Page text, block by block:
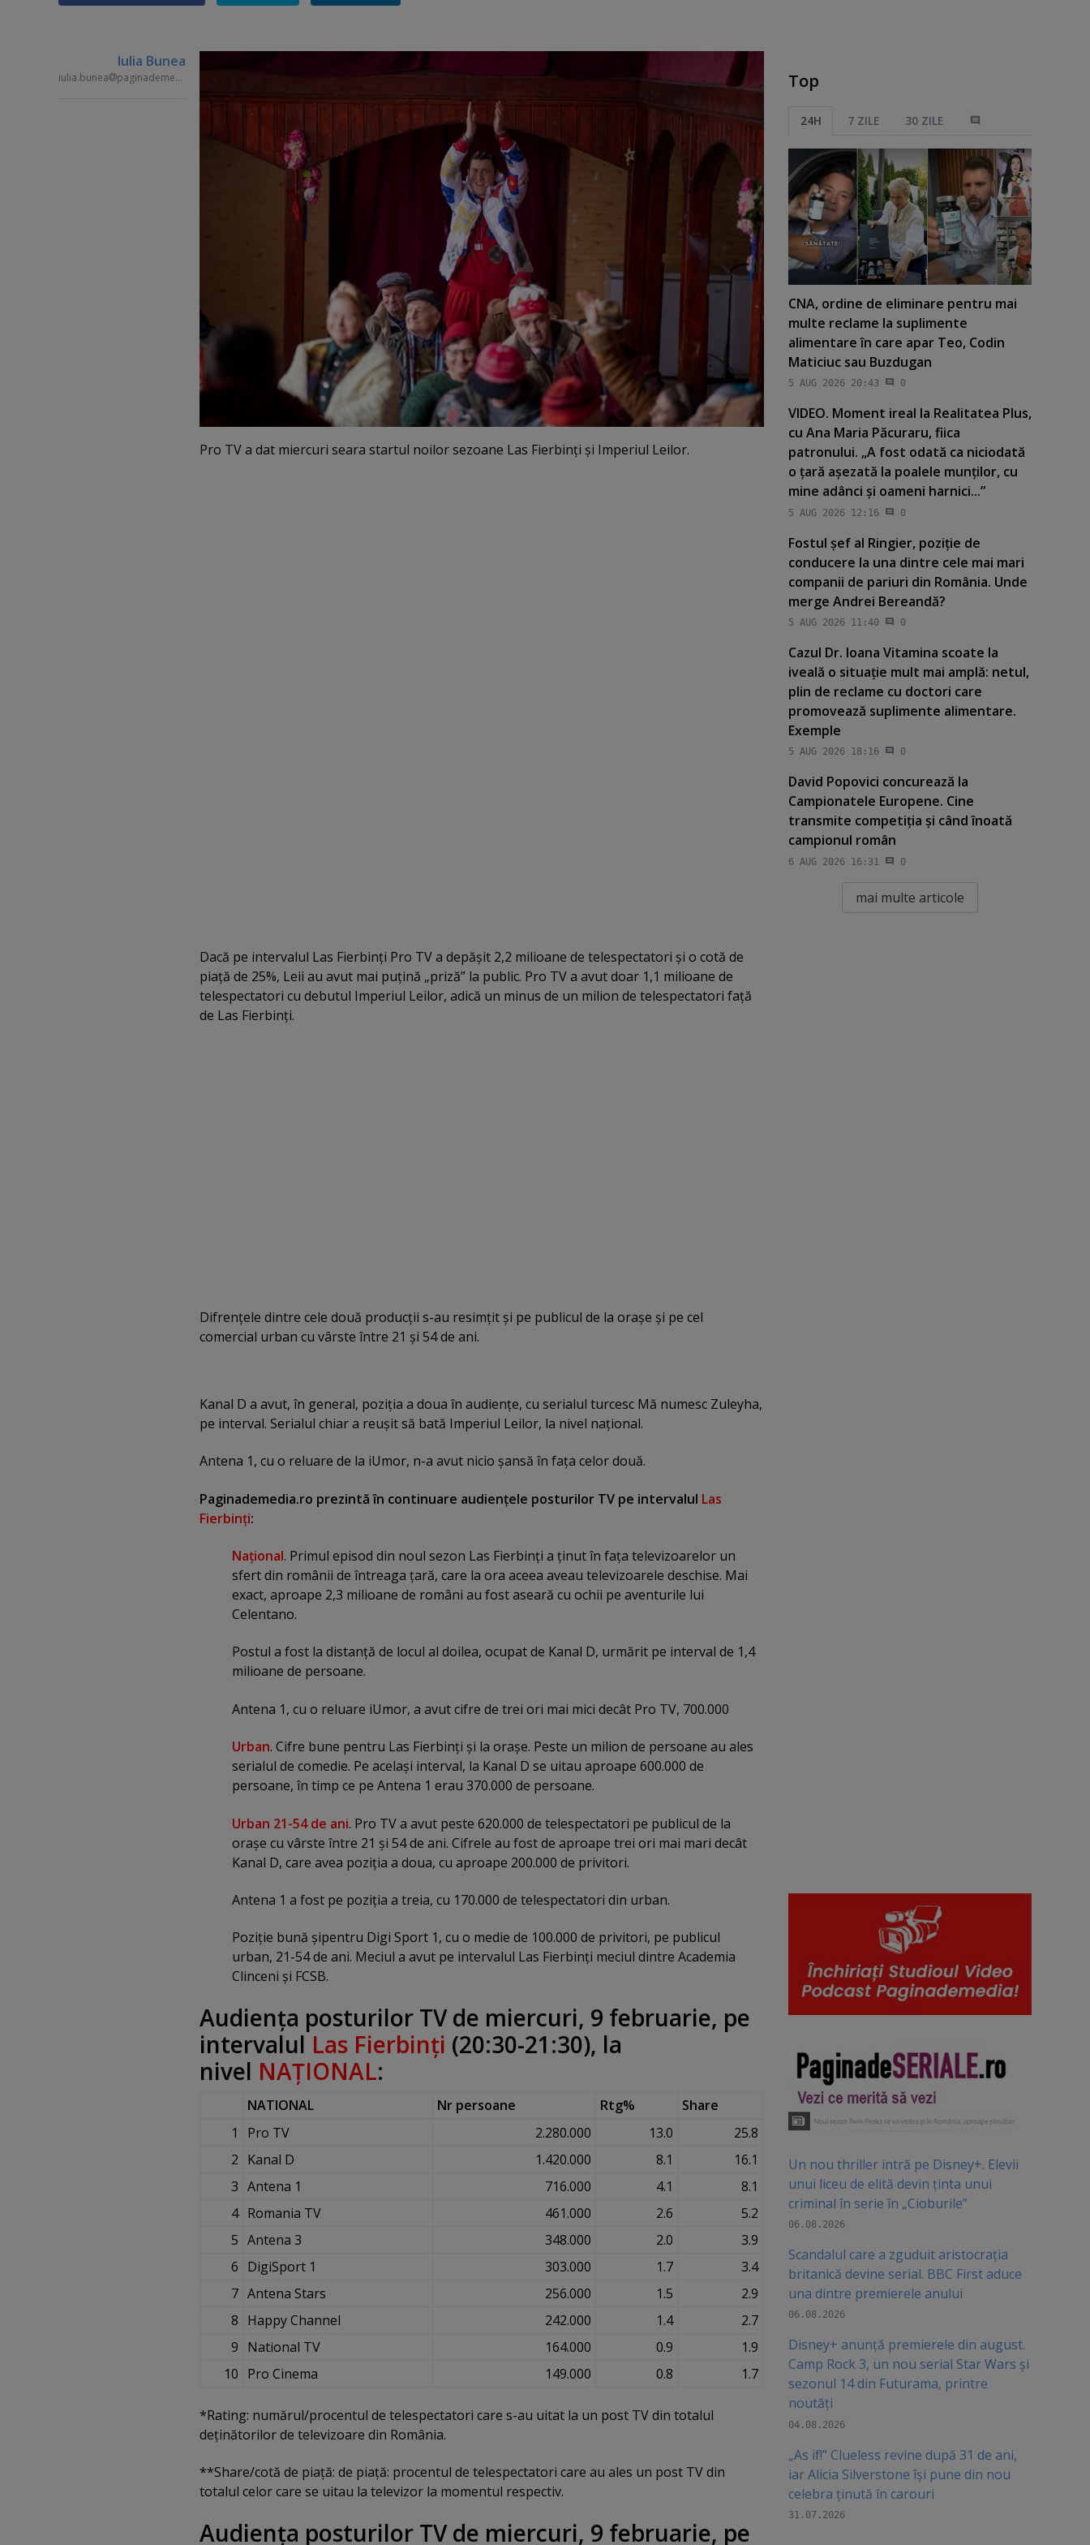
Iulia Bunea
iulia.bunea paginademedia.ro
Pro TV a dat miercuri seara startul noilor sezoane Las Fierbinţi şi Imperiul Leilor.
Dacă pe intervalul Las Fierbinţi Pro TV a depăşit 2,2 milioane de telespectatori şi o cotă de
piaţă de 25%, Leii au avut mai puţină „priză” la public. Pro TV a avut doar 1,1 milioane de
telespectatori cu debutul Imperiul Leilor, adică un minus de un milion de telespectatori faţă
de Las Fierbinţi.
Difrenţele dintre cele două producţii s-au resimţit şi pe publicul de la oraşe şi pe cel
comercial urban cu vârste între 21 şi 54 de ani.
Kanal D a avut, în general, poziţia a doua în audienţe, cu serialul turcesc Mă numesc Zuleyha,
pe interval. Serialul chiar a reuşit să bată Imperiul Leilor, la nivel naţional.
Antena 1, cu o reluare de la iUmor, n-a avut nicio şansă în faţa celor două.
Paginademedia.ro prezintă în continuare audienţele posturilor TV pe intervalul Las
Fierbinţi:
Naţional. Primul episod din noul sezon Las Fierbinţi a ţinut în faţa televizoarelor un
sfert din românii de întreaga ţară, care la ora aceea aveau televizoarele deschise. Mai
exact, aproape 2,3 milioane de români au fost aseară cu ochii pe aventurile lui
Celentano.
Postul a fost la distanţă de locul al doilea, ocupat de Kanal D, urmărit pe interval de 1,4
milioane de persoane.
Antena 1, cu o reluare iUmor, a avut cifre de trei ori mai mici decât Pro TV, 700.000
Urban. Cifre bune pentru Las Fierbinţi şi la oraşe. Peste un milion de persoane au ales
serialul de comedie. Pe acelaşi interval, la Kanal D se uitau aproape 600.000 de
persoane, în timp ce pe Antena 1 erau 370.000 de persoane.
Urban 21-54 de ani. Pro TV a avut peste 620.000 de telespectatori pe publicul de la
oraşe cu vârste între 21 şi 54 de ani. Cifrele au fost de aproape trei ori mai mari decât
Kanal D, care avea poziţia a doua, cu aproape 200.000 de privitori.
Antena 1 a fost pe poziţia a treia, cu 170.000 de telespectatori din urban.
Poziţie bună şipentru Digi Sport 1, cu o medie de 100.000 de privitori, pe publicul
urban, 21-54 de ani. Meciul a avut pe intervalul Las Fierbinţi meciul dintre Academia
Clinceni şi FCSB.
Audienţa posturilor TV de miercuri, 9 februarie, pe
intervalul Las Fierbinţi (20:30-21:30), la
nivel NAŢIONAL:
NATIONAL Nr persoane Rtg%
Share
1
Pro TV 2.280.000 13.0
25.8
2 Kanal D 1.420.000 8.1
16.1
3 Antena 1 716.000 4.1
8.1
4 Romania TV 461.000 2.6
5.2
5 Antena 3 348.000 2.0
3.9
6 DigiSport 1 303.000 1.7
3.4
7 Antena Stars 256.000 1.5
2.9
8 Happy Channel 242.000 1.4
2.7
9 National TV 164.000 0.9
1.9
10 Pro Cinema 149.000 0.8 1.7
*Rating: numărul/procentul de telespectatori care s-au uitat la un post TV din totalul
deţinătorilor de televizoare din România.
**Share/cotă de piaţă: de piaţă: procentul de telespectatori care au ales un post TV din
totalul celor care se uitau la televizor la momentul respectiv.
Audienţa posturilor TV de miercuri, 9 februarie, pe
Top
24H 7 ZILE 30 ZILE
CNA, ordine de eliminare pentru mai
multe reclame la suplimente
alimentare în care apar Teo, Codin
Maticiuc sau Buzdugan
5 AUG 2026 20:43 0
VIDEO. Moment ireal la Realitatea Plus,
cu Ana Maria Păcuraru, fiica
patronului. „A fost odată ca niciodată
o ţară aşezată la poalele munţilor, cu
mine adânci şi oameni harnici...”
5 AUG 2026 12:16 0
Fostul şef al Ringier, poziţie de
conducere la una dintre cele mai mari
companii de pariuri din România. Unde
merge Andrei Bereandă?
5 AUG 2026 11:40 0
Cazul Dr. Ioana Vitamina scoate la
iveală o situaţie mult mai amplă: netul,
plin de reclame cu doctori care
promovează suplimente alimentare.
Exemple
5 AUG 2026 18:16 0
David Popovici concurează la
Campionatele Europene. Cine
transmite competiţia şi când înoată
campionul român
6 AUG 2026 16:31 0
mai multe articole
Un nou thriller intră pe Disney+. Elevii
unui liceu de elită devin ținta unui
criminal în serie în „Cioburile”
06.08.2026
Scandalul care a zguduit aristocrația
britanică devine serial. BBC First aduce
una dintre premierele anului
06.08.2026
Disney+ anunță premierele din august.
Camp Rock 3, un nou serial Star Wars și
sezonul 14 din Futurama, printre
noutăți
04.08.2026
„As if!” Clueless revine după 31 de ani,
iar Alicia Silverstone își pune din nou
celebra ținută în carouri
31.07.2026